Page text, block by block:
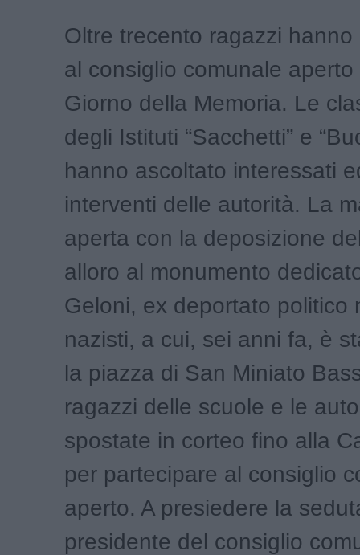
Oltre trecento ragazzi
al consiglio comunale
Giorno della Memoria. Le
degli Istituti “Sacchetti” e
hanno ascoltato interessati
interventi delle autorità. La
aperta con la deposizione
alloro al monumento
Geloni, ex deportato politico
nazisti, a cui, sei anni fa, è
la piazza di San Miniato
ragazzi delle scuole e le
spostate in corteo fino alla
per partecipare al consiglio
aperto. A presiedere la
presidente del consiglio